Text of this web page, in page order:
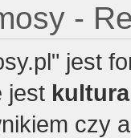
-
jest
jest
czy